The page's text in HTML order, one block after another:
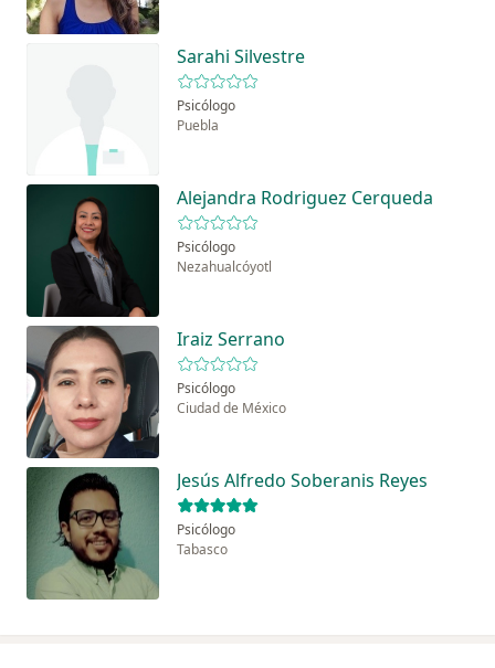
Sarahi Silvestre
Psicólogo
Puebla
Alejandra Rodriguez Cerqueda
Psicólogo
Nezahualcóyotl
Iraiz Serrano
Psicólogo
Ciudad de México
Jesús Alfredo Soberanis Reyes
Psicólogo
Tabasco